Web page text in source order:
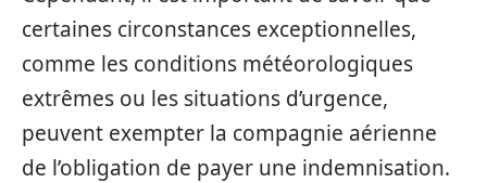
certaines circonstances exceptionnelles,
comme les conditions météorologiques
extrêmes ou les situations d’urgence,
peuvent exempter la compagnie aérienne
de l’obligation de payer une indemnisation.